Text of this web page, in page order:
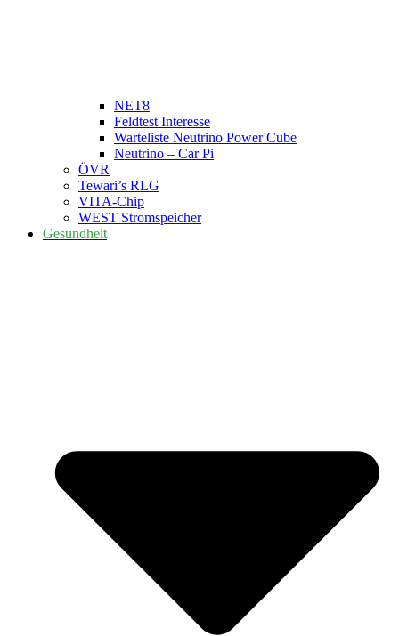
NET8
Feldtest Interesse
Warteliste Neutrino Power Cube
Neutrino – Car Pi
ÖVR
Tewari’s RLG
VITA-Chip
WEST Stromspeicher
Gesundheit